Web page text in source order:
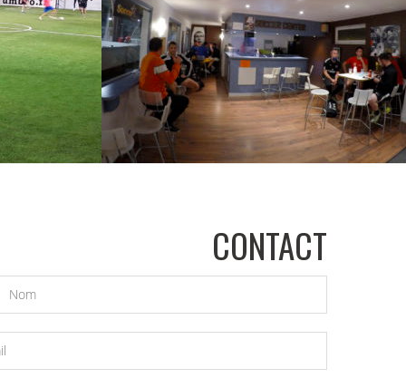
GÉANTE GAZON NOUVELLE GÉNÉRATION
CONTACT